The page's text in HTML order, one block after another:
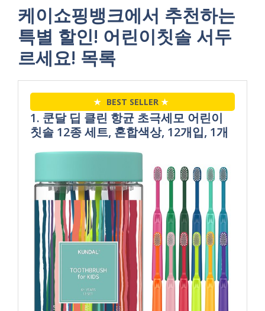
케이쇼핑뱅크에서 추천하는
특별 할인! 어린이칫솔 서두
르세요! 목록
★ BEST SELLER ★
1. 쿤달 딥 클린 항균 초극세모 어린이
칫솔 12종 세트, 혼합색상, 12개입, 1개